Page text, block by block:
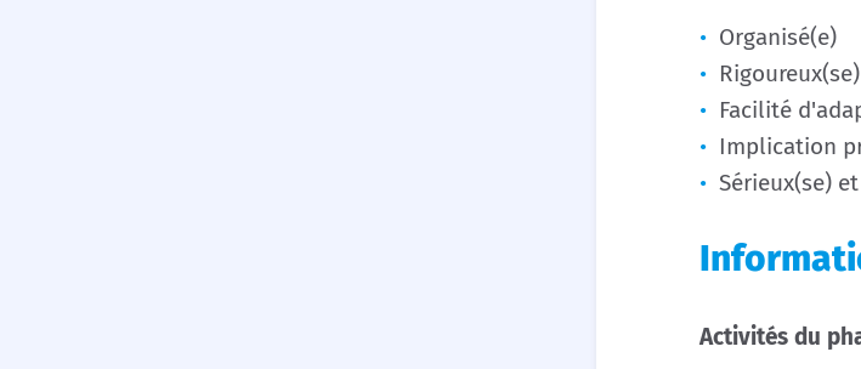
Organisé(e)
Rigoureux(se)
Facilité
Implication
Sérieux(se)
Activités du